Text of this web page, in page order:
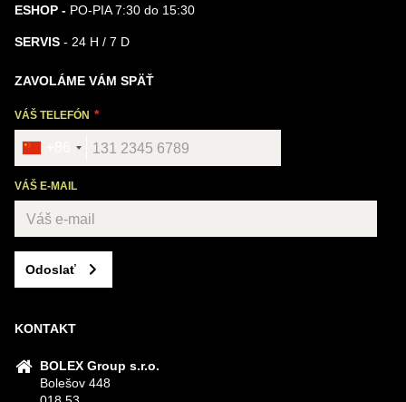
ESHOP - PO-PIA 7:30 do 15:30
SERVIS - 24 H / 7 D
ZAVOLÁME VÁM SPÄŤ
VÁŠ TELEFÓN
VÁŠ E-MAIL
Odoslať
KONTAKT
BOLEX Group s.r.o.
Bolešov 448